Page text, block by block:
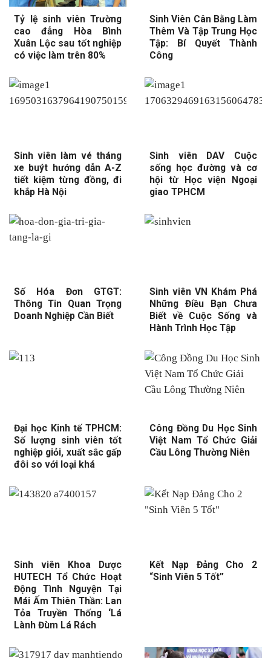
Tỷ lệ sinh viên Trường
cao đẳng Hòa Bình
Xuân Lộc sau tốt nghiệp
có việc làm trên 80%
Sinh Viên Cân Bằng Làm
Thêm Và Tập Trung Học
Tập: Bí Quyết Thành
Công
Sinh viên làm vé tháng
xe buýt hướng dẫn A-Z
tiết kiệm từng đồng, đi
khắp Hà Nội
Sinh viên DAV Cuộc
sống học đường và cơ
hội từ Học viện Ngoại
giao TPHCM
Số Hóa Đơn GTGT:
Thông Tin Quan Trọng
Doanh Nghiệp Cần Biết
Sinh viên VN Khám Phá
Những Điều Bạn Chưa
Biết về Cuộc Sống và
Hành Trình Học Tập
Đại học Kinh tế TPHCM:
Số lượng sinh viên tốt
nghiệp giỏi, xuất sắc gấp
đôi so với loại khá
Công Đồng Du Học Sinh
Việt Nam Tổ Chức Giải
Cầu Lông Thường Niên
Sinh viên Khoa Dược
HUTECH Tổ Chức Hoạt
Động Tình Nguyện Tại
Mái Ấm Thiên Thần: Lan
Tỏa Truyền Thống ‘Lá
Lành Đùm Lá Rách
Kết Nạp Đảng Cho 2
“Sinh Viên 5 Tốt”